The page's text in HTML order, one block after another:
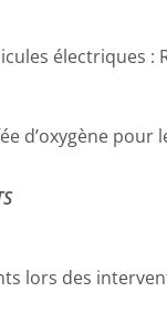
électriques :
d’oxygène pour
lors des